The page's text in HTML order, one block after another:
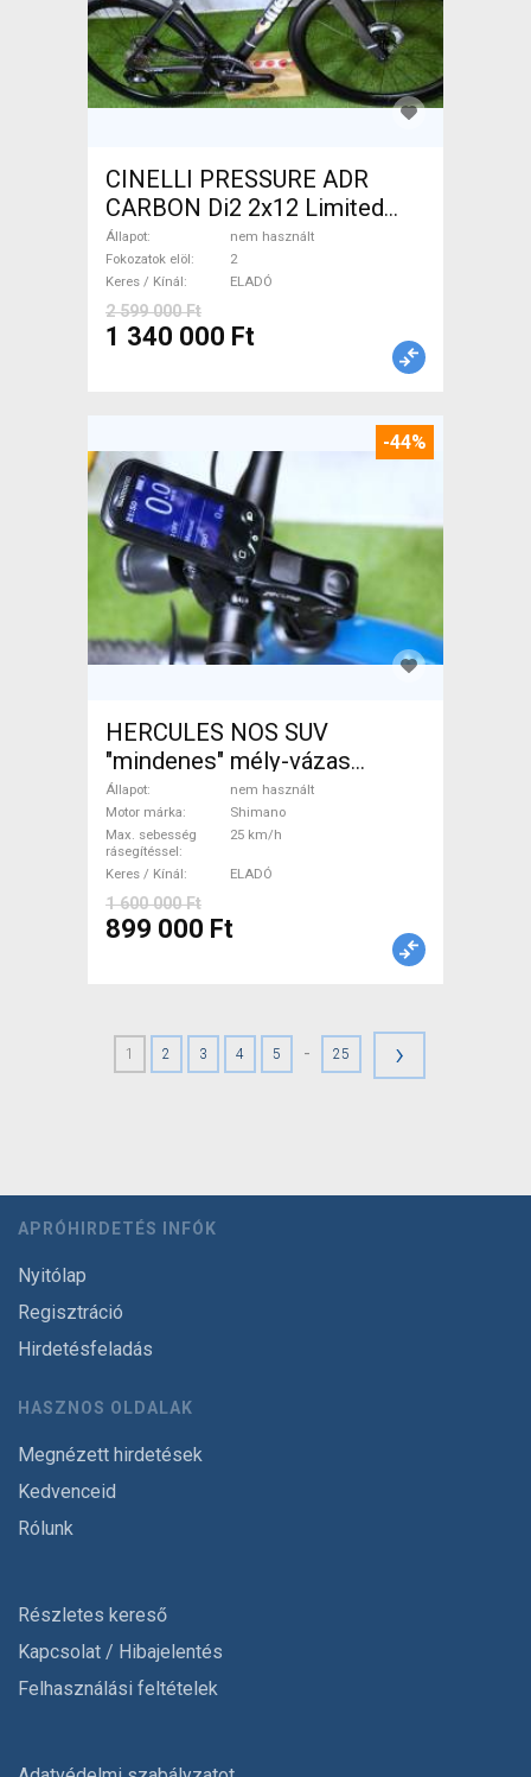
CINELLI PRESSURE ADR
CARBON Di2 2x12 Limited
1of50 0km ÚJ! Országúti
tárcsafék nem használt
ELADÓ
Állapot
nem használt
Fokozatok elöl
2
Keres / Kínál
ELADÓ
2 599 000 Ft
1 340 000 Ft
-44%
HERCULES NOS SUV
"mindenes" mély-vázas
Elektromos Trekking/cross
25 km/h Shimano nem
használt ELADÓ
Állapot
nem használt
Motor márka
Shimano
Max. sebesség
rásegítéssel
25 km/h
Keres / Kínál ELADÓ
1 600 000 Ft
899 000 Ft
1 2 3 4 5 - 25 ›
APRÓHIRDETÉS INFÓK
Nyitólap
Regisztráció
Hirdetésfeladás
HASZNOS OLDALAK
Megnézett hirdetések
Kedvenceid
Rólunk
Részletes kereső
Kapcsolat / Hibajelentés
Felhasználási feltételek